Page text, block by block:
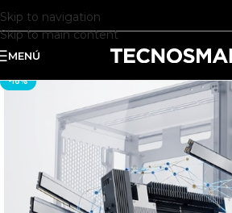
Skip to navigation
Skip to main content
MENÚ
-16%